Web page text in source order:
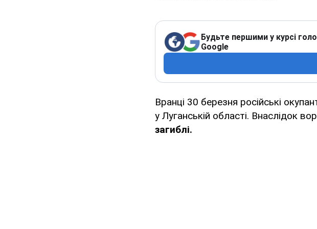
Будьте першими у курсі
Google
Вранці 30 березня російські
у Луганській області. Внаслідок
загиблі.